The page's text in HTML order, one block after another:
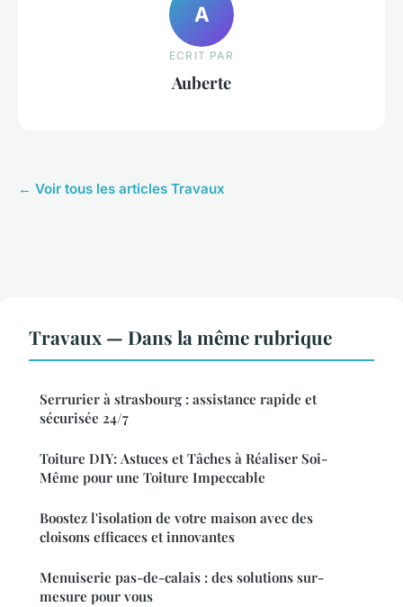
A
ECRIT PAR
Auberte
← Voir tous les articles Travaux
Travaux — Dans la même rubrique
Serrurier à strasbourg : assistance rapide et
sécurisée 24/7
Toiture DIY: Astuces et Tâches à Réaliser Soi-
Même pour une Toiture Impeccable
Boostez l'isolation de votre maison avec des
cloisons efficaces et innovantes
Menuiserie pas-de-calais : des solutions sur-
mesure pour vous